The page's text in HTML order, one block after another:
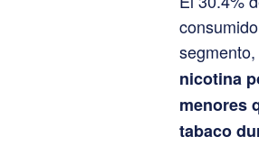
segmento,
nicotina
menores
tabaco